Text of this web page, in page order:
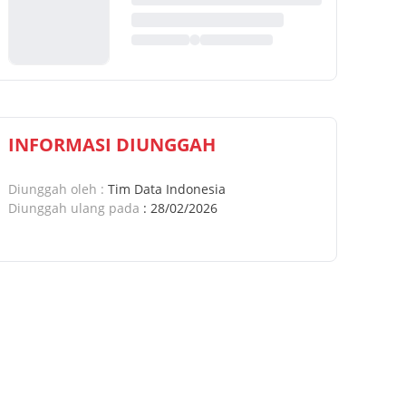
INFORMASI DIUNGGAH
Diunggah oleh : Tim Data Indonesia
Diunggah ulang pada : 28/02/2026